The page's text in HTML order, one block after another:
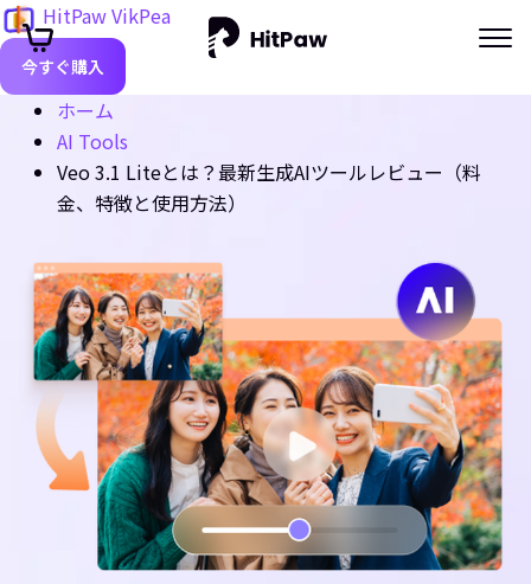
HitPaw VikPea
今すぐ購入
ホーム
AI Tools
Veo 3.1 Liteとは？最新生成AIツールレビュー（料
金、特徴と使用方法）